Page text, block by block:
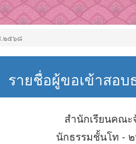
.๒๕๖๘
รายชื่อผู้ขอเข้าสอ
สำนักเรียนคณ
นักธรรมชั้นโท -